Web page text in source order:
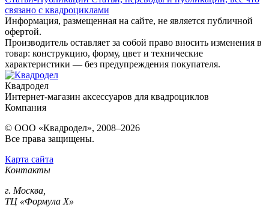
связано с квадроциклами
Информация, размещенная на сайте, не является публичной
офертой.
Производитель оставляет за собой право вносить изменения в
товар: конструкцию, форму, цвет и технические
характеристики — без предупреждения покупателя.
Квадродел
Интернет-магазин аксессуаров для квадроциклов
Компания
© ООО «Квадродел», 2008–2026
Все права защищены.
Карта сайта
Контакты
г. Москва,
ТЦ «Формула Х»